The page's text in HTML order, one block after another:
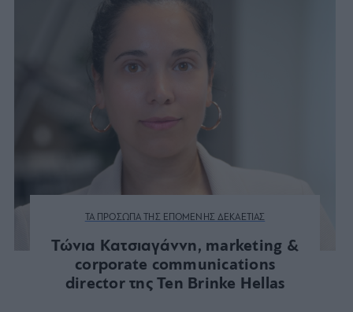
ΤΑ ΠΡΟΣΩΠΑ ΤΗΣ ΕΠΟΜΕΝΗΣ ΔΕΚΑΕΤΙΑΣ
Τώνια Κατσιαγάννη, marketing &
corporate communications
director της Ten Brinke Hellas